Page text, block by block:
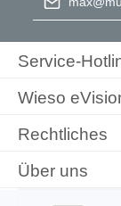
Service-
Wieso
Rechtliches
Über uns